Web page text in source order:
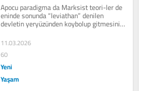
Apocu paradigma da Marksist teori-ler de
eninde sonunda “leviathan” denilen
devletin yeryüzünden koybolup gitmesini
hedefler. Böyle bir...
11.03.2026
60
Yeni
Yaşam